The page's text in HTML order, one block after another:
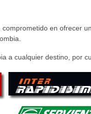
en ofrecer
a cualquier destino, por